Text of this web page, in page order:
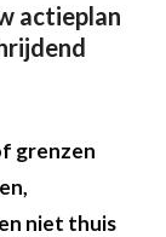
actieplan
grenzen
niet thuis